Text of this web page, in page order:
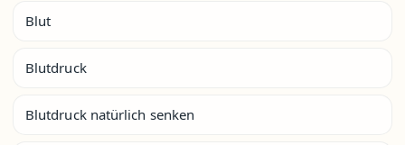
Blut
Blutdruck
Blutdruck natürlich senken